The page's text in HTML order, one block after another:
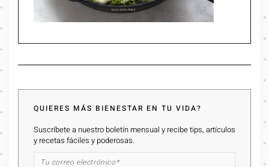
QUIERES MÁS BIENESTAR EN TU VIDA?
Suscríbete a nuestro boletín mensual y recibe tips, artículos
y recetas fáciles y poderosas.